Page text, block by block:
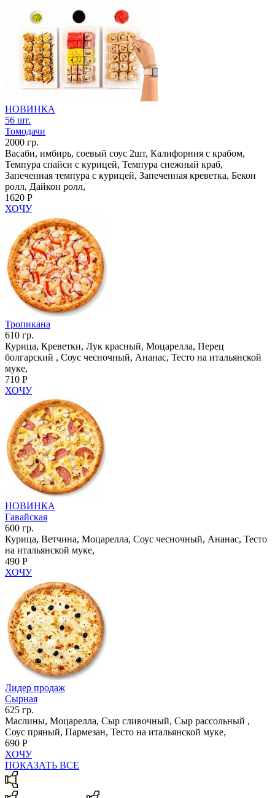
НОВИНКА
56 шт.
Томодачи
2000 гр.
Васаби, имбирь, соевый соус 2шт, Калифорния с крабом,
Темпура спайси с курицей, Темпура снежный краб,
Запеченная темпура с курицей, Запеченная креветка, Бекон
ролл, Дайкон ролл,
1620 Р
ХОЧУ
Тропикана
610 гр.
Курица, Креветки, Лук красный, Моцарелла, Перец
болгарский , Соус чесночный, Ананас, Тесто на итальянской
муке,
710 Р
ХОЧУ
НОВИНКА
Гавайская
600 гр.
Курица, Ветчина, Моцарелла, Соус чесночный, Ананас, Тесто
на итальянской муке,
490 Р
ХОЧУ
Лидер продаж
Сырная
625 гр.
Маслины, Моцарелла, Сыр сливочный, Сыр рассольный ,
Соус пряный, Пармезан, Тесто на итальянской муке,
690 Р
ХОЧУ
ПОКАЗАТЬ ВСЕ